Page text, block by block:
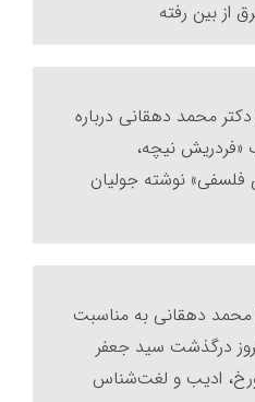
از بین رفته
محمد دهقانی درباره
«فردریش نیچه،
فلسفی» نوشته جولیان
دهقانی به مناسبت
درگذشت سید جعفر
ادیب و لغت‌شناس